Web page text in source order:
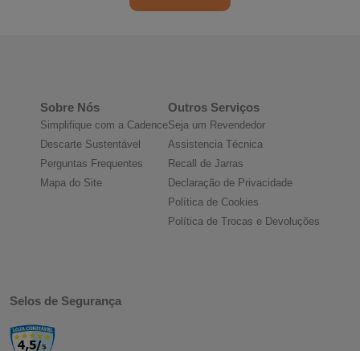
Sobre Nós
Simplifique com a Cadence
Descarte Sustentável
Perguntas Frequentes
Mapa do Site
Outros Serviços
Seja um Revendedor
Assistencia Técnica
Recall de Jarras
Declaração de Privacidade
Política de Cookies
Política de Trocas e Devoluções
Selos de Segurança